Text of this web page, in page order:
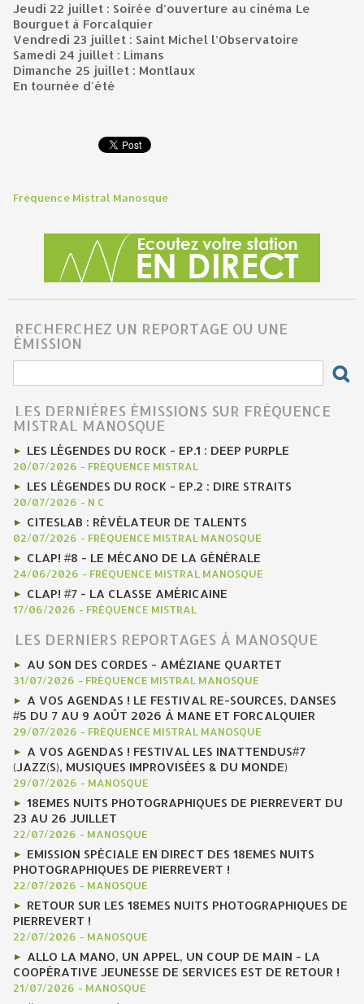
Jeudi 22 juillet : Soirée d’ouverture au cinéma Le
Bourguet à Forcalquier
Vendredi 23 juillet : Saint Michel l’Observatoire
Samedi 24 juillet : Limans
Dimanche 25 juillet : Montlaux
En tournée d'été
Fréquence Mistral Manosque
RECHERCHEZ UN REPORTAGE OU UNE
ÉMISSION
LES DERNIÈRES ÉMISSIONS SUR FRÉQUENCE
MISTRAL MANOSQUE
LES LÉGENDES DU ROCK - EP.1 : DEEP PURPLE
20/07/2026 - FRÉQUENCE MISTRAL
LES LÉGENDES DU ROCK - EP.2 : DIRE STRAITS
20/07/2026 - N C
CITESLAB : RÉVÉLATEUR DE TALENTS
02/07/2026 - FRÉQUENCE MISTRAL MANOSQUE
CLAP! #8 - LE MÉCANO DE LA GÉNÉRALE
24/06/2026 - FRÉQUENCE MISTRAL MANOSQUE
CLAP! #7 - LA CLASSE AMÉRICAINE
17/06/2026 - FRÉQUENCE MISTRAL
LES DERNIERS REPORTAGES À MANOSQUE
AU SON DES CORDES - AMÉZIANE QUARTET
31/07/2026 - FRÉQUENCE MISTRAL MANOSQUE
A VOS AGENDAS ! LE FESTIVAL RE-SOURCES, DANSES
#5 DU 7 AU 9 AOÛT 2026 À MANE ET FORCALQUIER
29/07/2026 - FRÉQUENCE MISTRAL MANOSQUE
A VOS AGENDAS ! FESTIVAL LES INATTENDUS#7
(JAZZ(S), MUSIQUES IMPROVISÉES & DU MONDE)
29/07/2026 - MANOSQUE
18EMES NUITS PHOTOGRAPHIQUES DE PIERREVERT DU
23 AU 26 JUILLET
22/07/2026 - MANOSQUE
EMISSION SPÉCIALE EN DIRECT DES 18EMES NUITS
PHOTOGRAPHIQUES DE PIERREVERT !
22/07/2026 - MANOSQUE
RETOUR SUR LES 18EMES NUITS PHOTOGRAPHIQUES DE
PIERREVERT !
22/07/2026 - MANOSQUE
ALLO LA MANO, UN APPEL, UN COUP DE MAIN - LA
COOPÉRATIVE JEUNESSE DE SERVICES EST DE RETOUR !
21/07/2026 - MANOSQUE